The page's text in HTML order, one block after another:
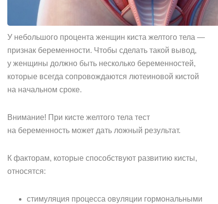
У небольшого процента женщин киста желтого тела —
признак беременности. Чтобы сделать такой вывод,
у женщины должно быть несколько беременностей,
которые всегда сопровождаются лютеиновой кистой
на начальном сроке.
Внимание! При кисте желтого тела тест
на беременность может дать ложный результат.
К факторам, которые способствуют развитию кисты,
относятся:
стимуляция процесса овуляции гормональными